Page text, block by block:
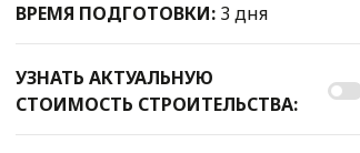
ВРЕМЯ ПОДГОТОВКИ: 3 дня
УЗНАТЬ АКТУАЛЬНУЮ
СТОИМОСТЬ СТРОИТЕЛЬСТВА: